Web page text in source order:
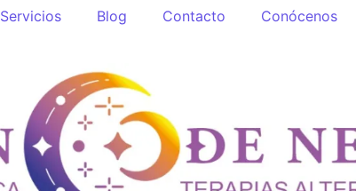
Servicios Blog Contacto Conócenos